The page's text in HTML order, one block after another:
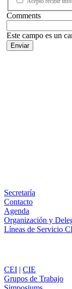
Comments
Este campo es un
Secretaría
Contacto
Agenda
Organización y
Líneas de Servicio
CEI | CIE
Grupos de Trabajo